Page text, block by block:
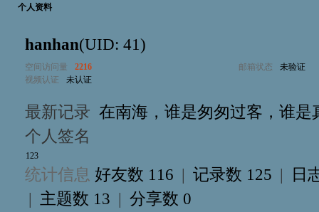
个人资料
hanhan(UID: 41)
空间访问量 2216 邮箱状态
未验证
视频认证
未认证
最新记录 在南海，谁是匆匆过客，谁
个人签名
123
统计信息 好友数 116 | 记录数 125 |
日
| 主题数 13 | 分享数 0